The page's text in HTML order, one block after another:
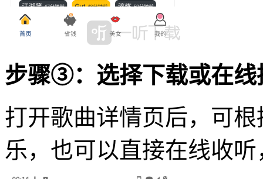
步骤③：选择下载或在线
打开歌曲详情页后，可
乐，也可以直接在线收